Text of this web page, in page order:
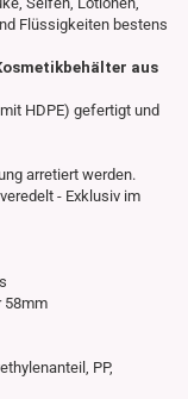
Flüssigkeiten bestens
aus
HDPE) gefertigt und
arretiert werden.
- Exklusiv im
58mm
PP,